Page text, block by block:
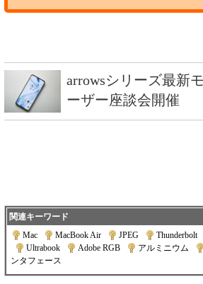
arrowsシリーズ最新
ーザー座談会開催
関連キーワード
Mac
MacBook Air JPEG Thunderbolt|
Ultrabook Adobe RGB アルミニウム
ンタフェース